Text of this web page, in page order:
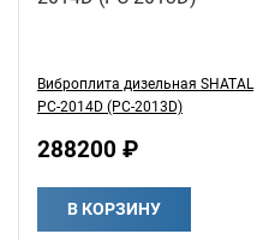
Виброплита дизельная SHATAL
PC-2014D (РС-2013D)
288200 ₽
В КОРЗИНУ